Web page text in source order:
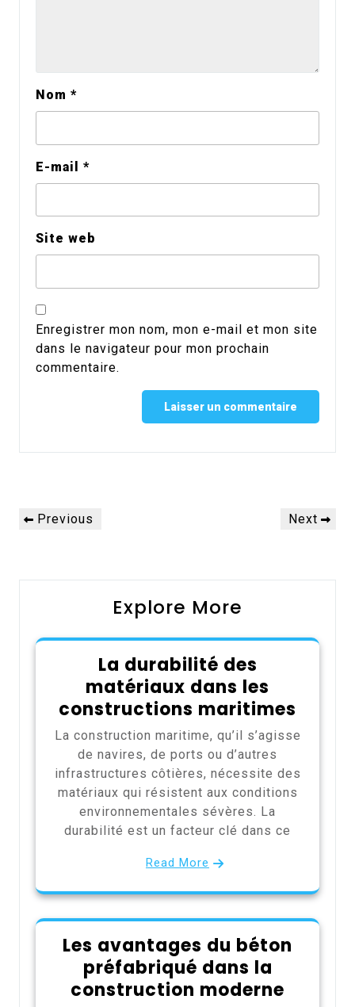
Nom *
E-mail *
Site web
Enregistrer mon nom, mon e-mail et mon site
dans le navigateur pour mon prochain
commentaire.
Navigation
dePrevious
Previous
Next
Next
Explore More
La durabilité des
matériaux dans les
constructions maritimes
La construction maritime, qu’il s’agisse
de navires, de ports ou d’autres
infrastructures côtières, nécessite des
matériaux qui résistent aux conditions
environnementales sévères. La
durabilité est un facteur clé dans ce
Read More
Les avantages du béton
préfabriqué dans la
construction moderne